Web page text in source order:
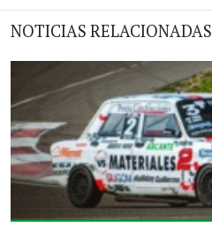
NOTICIAS RELACIONADAS